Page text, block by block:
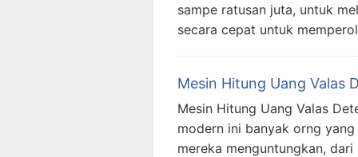
sampe ratusan juta, untuk
secara cepat untuk
Mesin Hitung Uang Valas
Mesin Hitung Uang Valas
modern ini banyak orng
mereka menguntungkan,